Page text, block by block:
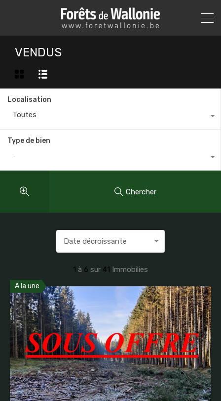
VENDUS
Localisation
Toutes
Type de bien
-
Chercher
1 à 6 sur 41 Immobilies
Date décroissante
A la une